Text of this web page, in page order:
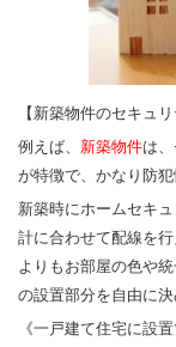
【新築物件のセキュリ
例えば、 新築物件は
が特徴で、かなり防
新築時にホームセキ
計に合わせて配線を
よりもお部屋の色や
の設置部分を自由に
《一戸建て住宅に設